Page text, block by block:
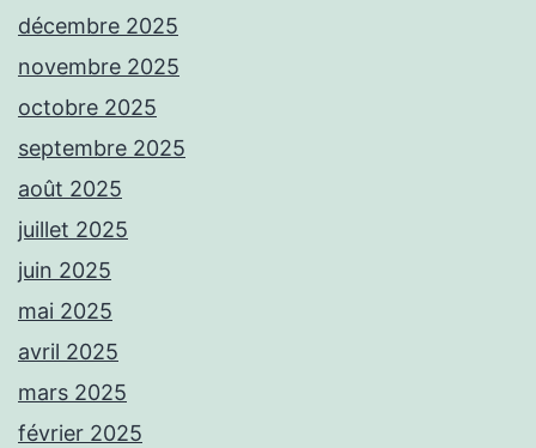
décembre 2025
novembre 2025
octobre 2025
septembre 2025
août 2025
juillet 2025
juin 2025
mai 2025
avril 2025
mars 2025
février 2025